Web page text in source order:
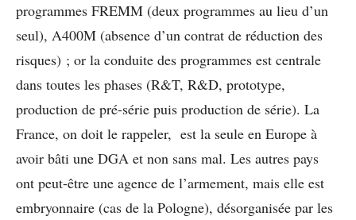
programmes FREMM (deux programmes au lieu d’un
seul), A400M (absence d’un contrat de réduction des
risques) ; or la conduite des programmes est centrale
dans toutes les phases (R&T, R&D, prototype,
production de pré-série puis production de série). La
France, on doit le rappeler, est la seule en Europe à
avoir bâti une DGA et non sans mal. Les autres pays
ont peut-être une agence de l’armement, mais elle est
embryonnaire (cas de la Pologne), désorganisée par les